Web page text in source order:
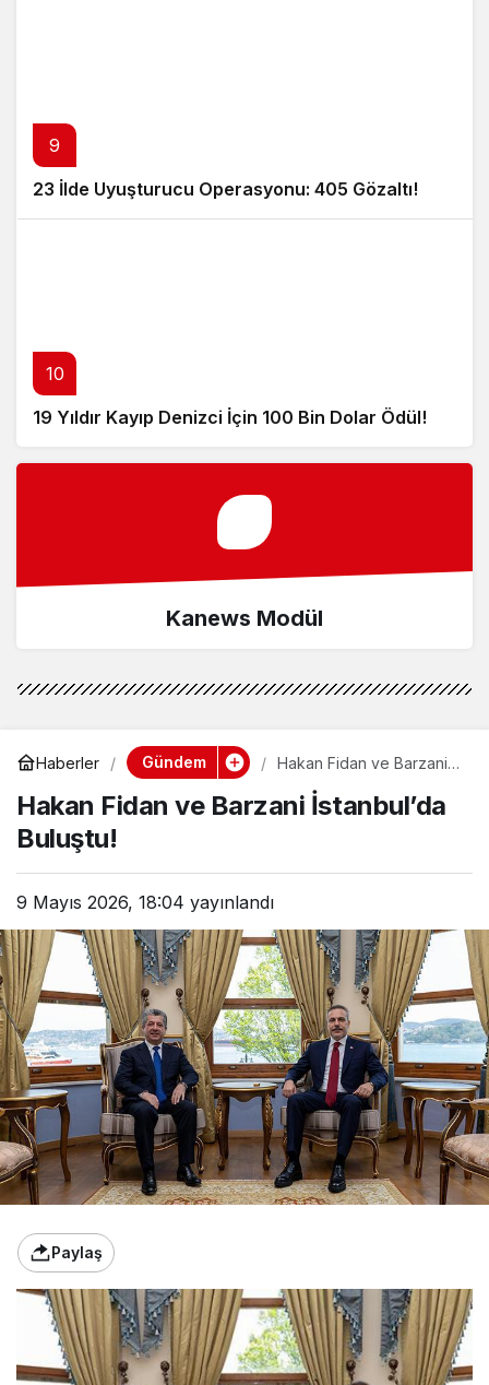
9
23 İlde Uyuşturucu Operasyonu: 405 Gözaltı!
10
19 Yıldır Kayıp Denizci İçin 100 Bin Dolar Ödül!
Kanews Modül
Haberler Gündem
Hakan Fidan ve Barzani
Hakan Fidan ve Barzani İstanbul’da
Buluştu!
9 Mayıs 2026, 18:04 yayınlandı
Paylaş